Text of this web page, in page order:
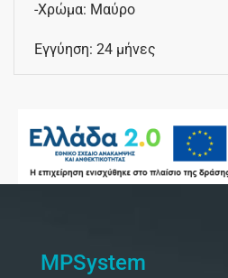
-Χρώμα: Μαύρο
Εγγύηση: 24 μήνες
MPSystem